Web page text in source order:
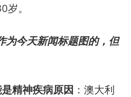
。
为今天新闻标题图的，但
精神疾病原因 ：澳大利